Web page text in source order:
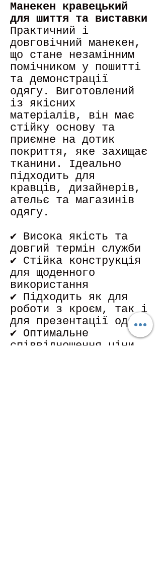
Манекен кравецький
для шиття та виставки
Практичний і
довговічний манекен,
що стане незамінним
помічником у пошитті
та демонстрації
одягу. Виготовлений
із якісних
матеріалів, він має
стійку основу та
приємне на дотик
покриття, яке захищає
тканини. Ідеально
підходить для
кравців, дизайнерів,
ательє та магазинів
одягу.
✔ Висока якість та
довгий термін служби
✔ Стійка конструкція
для щоденного
використання
✔ Підходить як для
роботи з кроєм, так і
для презентації одягу
✔ Оптимальне
співвідношення ціни